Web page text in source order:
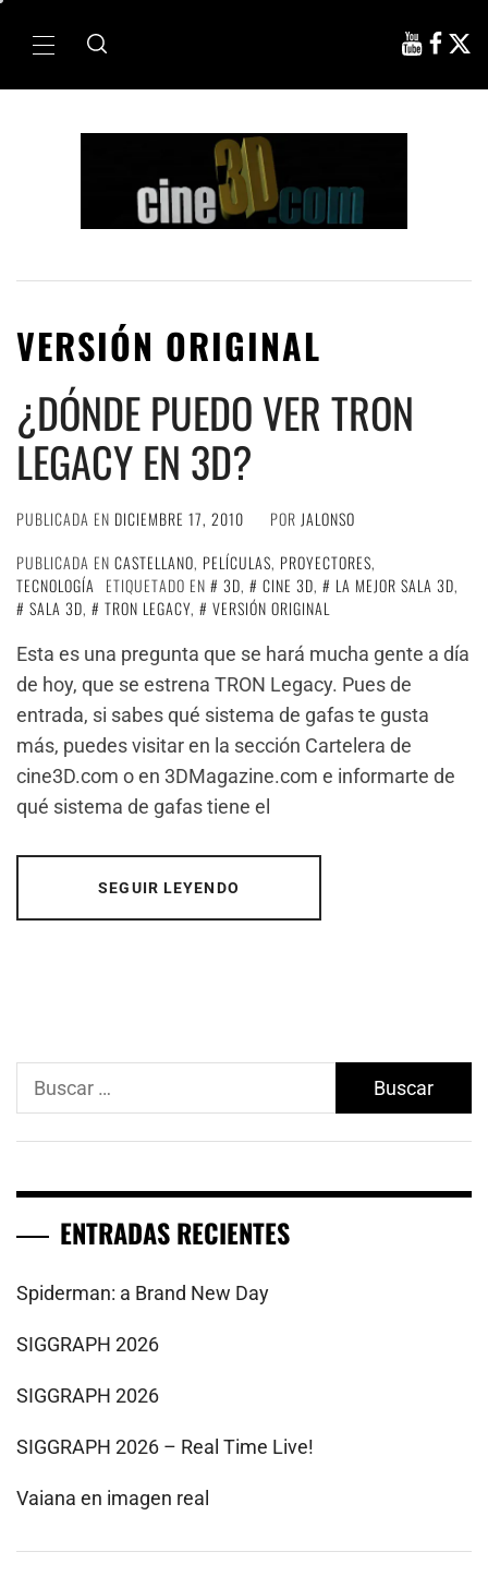
Menú
VERSIÓN ORIGINAL
¿DÓNDE PUEDO VER TRON
LEGACY EN 3D?
PUBLICADA EN DICIEMBRE 17, 2010 POR JALONSO
PUBLICADA EN CASTELLANO, PELÍCULAS, PROYECTORES,
TECNOLOGÍA
ETIQUETADO EN 3D, CINE 3D, LA MEJOR SALA 3D,
SALA 3D, TRON LEGACY,
VERSIÓN ORIGINAL
Esta es una pregunta que se hará mucha gente a día
de hoy, que se estrena TRON Legacy. Pues de
entrada, si sabes qué sistema de gafas te gusta
más, puedes visitar en la sección Cartelera de
cine3D.com o en 3DMagazine.com e informarte de
qué sistema de gafas tiene el
SEGUIR LEYENDO
Buscar:
ENTRADAS RECIENTES
Spiderman: a Brand New Day
SIGGRAPH 2026
SIGGRAPH 2026
SIGGRAPH 2026 – Real Time Live!
Vaiana en imagen real